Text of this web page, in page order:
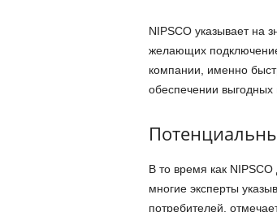
NIPSCO указывает на
желающих
компании, именно
обеспечении выгодных
В то время как
многие эксперты
потребителей,